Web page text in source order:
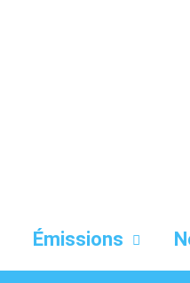
Émissions